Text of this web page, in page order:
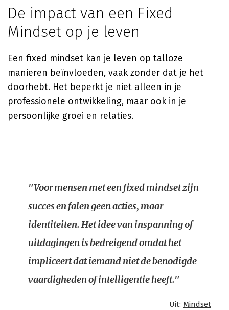
De impact van een Fixed
Mindset op je leven
Een fixed mindset kan je leven op talloze
manieren beïnvloeden, vaak zonder dat je het
doorhebt. Het beperkt je niet alleen in je
professionele ontwikkeling, maar ook in je
persoonlijke groei en relaties.
"Voor mensen met een fixed mindset zijn
succes en falen geen acties, maar
identiteiten. Het idee van inspanning of
uitdagingen is bedreigend omdat het
impliceert dat iemand niet de benodigde
vaardigheden of intelligentie heeft."
Uit: Mindset